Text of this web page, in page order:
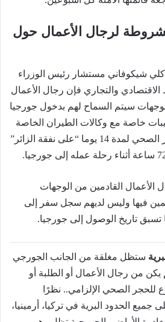
لرجال الأعمال حول
شيكوفاني مستشار رئيس الوزراء
الاقتصادي والتجاري فإن رجال الأعمال
سيتم السماح لهم بدخول جورجيا
خاصة مع وكالات الطيران الخاصة
بهم تشمل الخضوع للحجر الصحي لمدة 14 يوما “على نفقة الزائر”
الأعمال القادمين من الوجهات
فيها وليس لديهم سجل سفر إلى
ستظل مغلقة من الجانب الجورجي
يكن من رجال الأعمال أو الطلبة أو
للحجر الصحي الإلزامي.. نظرًا
جميع الحدود البرية في تركيا، أرمينيا،